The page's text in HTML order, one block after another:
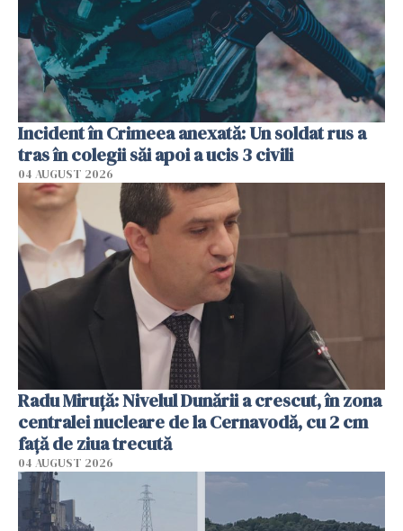
Incident în Crimeea anexată: Un soldat rus a
tras în colegii săi apoi a ucis 3 civili
04 AUGUST 2026
Radu Miruţă: Nivelul Dunării a crescut, în zona
centralei nucleare de la Cernavodă, cu 2 cm
faţă de ziua trecută
04 AUGUST 2026